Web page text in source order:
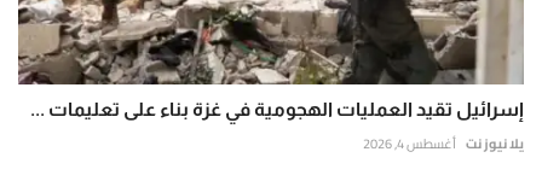
إسرائيل تقيد العمليات الهجومية في غزة بناء على تعليمات ...
يلا نيوز نت أغسطس 4, 2026